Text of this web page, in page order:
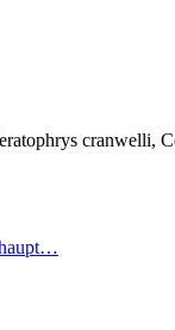
cranwelli,